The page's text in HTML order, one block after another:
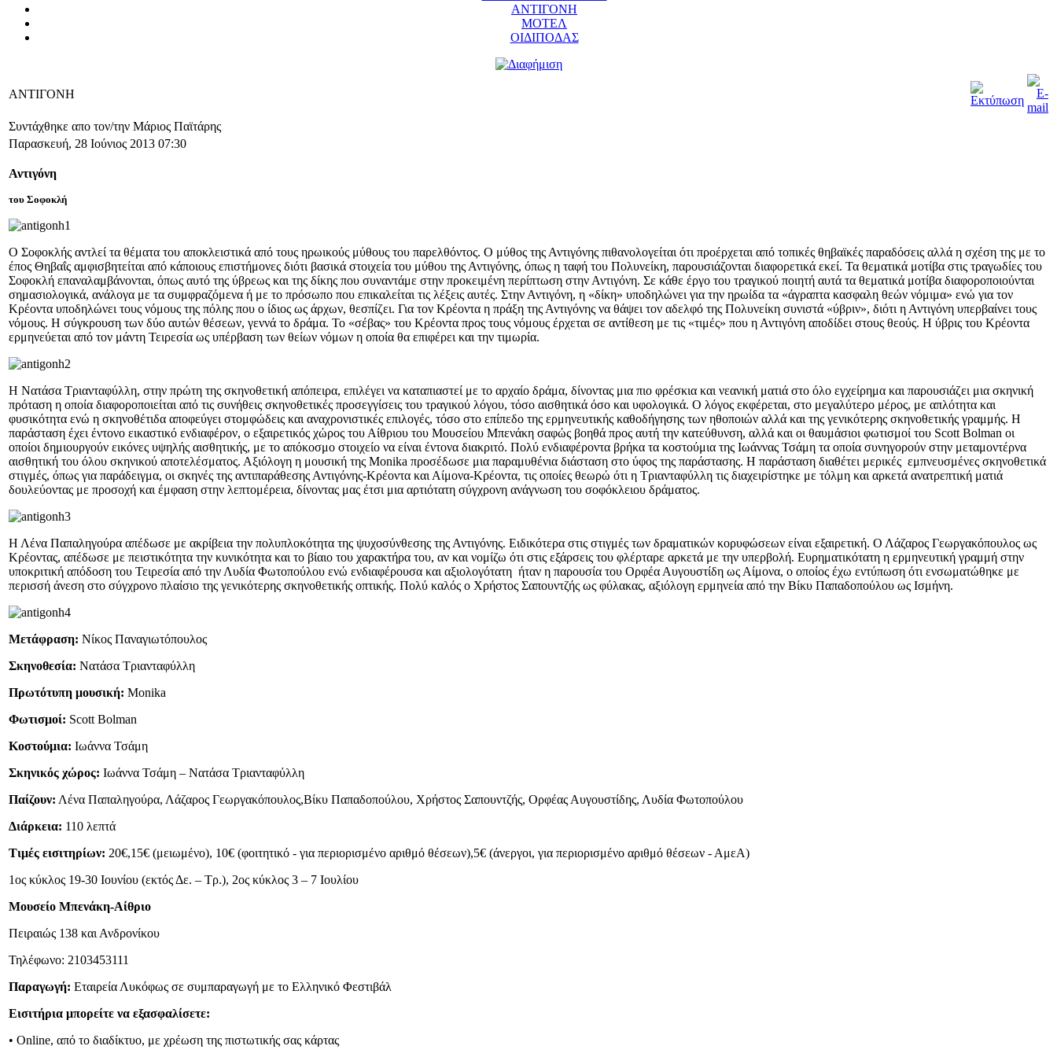
ΑΝΤΙΓΟΝΗ
ΜΟΤΕΛ
ΟΙΔΙΠΟΔΑΣ
ΑΝΤΙΓΟΝΗ
Συντάχθηκε απο τον/την Μάριος Παϊτάρης
Παρασκευή, 28 Ιούνιος 2013 07:30
Αντιγόνη
του Σοφοκλή
Ο Σοφοκλής αντλεί τα θέματα του αποκλειστικά από τους ηρωικούς μύθους του παρελθόντος. Ο μύθος της Αντιγόνης πιθανολογείται ότι προέρχεται από τοπικές θηβαϊκές παραδόσεις αλλά η σχέση της με το
έπος Θηβαΐς αμφισβητείται από κάποιους επιστήμονες διότι βασικά στοιχεία του μύθου της Αντιγόνης, όπως η ταφή του Πολυνείκη, παρουσιάζονται διαφορετικά εκεί. Τα θεματικά μοτίβα στις τραγωδίες του
Σοφοκλή επαναλαμβάνονται, όπως αυτό της ύβρεως και της δίκης που συναντάμε στην προκειμένη περίπτωση στην Αντιγόνη. Σε κάθε έργο του τραγικού ποιητή αυτά τα θεματικά μοτίβα διαφοροποιούνται
σημασιολογικά, ανάλογα με τα συμφραζόμενα ή με το πρόσωπο που επικαλείται τις λέξεις αυτές. Στην Αντιγόνη, η «δίκη» υποδηλώνει για την ηρωίδα τα «άγραπτα κασφαλη θεών νόμιμα» ενώ για τον
Κρέοντα υποδηλώνει τους νόμους της πόλης που ο ίδιος ως άρχων, θεσπίζει. Για τον Κρέοντα η πράξη της Αντιγόνης να θάψει τον αδελφό της Πολυνείκη συνιστά «ύβριν», διότι η Αντιγόνη υπερβαίνει τους
νόμους. Η σύγκρουση των δύο αυτών θέσεων, γεννά το δράμα. Το «σέβας» του Κρέοντα προς τους νόμους έρχεται σε αντίθεση με τις «τιμές» που η Αντιγόνη αποδίδει στους θεούς. Η ύβρις του Κρέοντα
ερμηνεύεται από τον μάντη Τειρεσία ως υπέρβαση των θείων νόμων η οποία θα επιφέρει και την τιμωρία.
Η Νατάσα Τριανταφύλλη, στην πρώτη της σκηνοθετική απόπειρα, επιλέγει να καταπιαστεί με το αρχαίο δράμα, δίνοντας μια πιο φρέσκια και νεανική ματιά στο όλο εγχείρημα και παρουσιάζει μια σκηνική
πρόταση η οποία διαφοροποιείται από τις συνήθεις σκηνοθετικές προσεγγίσεις του τραγικού λόγου, τόσο αισθητικά όσο και υφολογικά. Ο λόγος εκφέρεται, στο μεγαλύτερο μέρος, με απλότητα και
φυσικότητα ενώ η σκηνοθέτιδα αποφεύγει στομφώδεις και αναχρονιστικές επιλογές, τόσο στο επίπεδο της ερμηνευτικής καθοδήγησης των ηθοποιών αλλά και της γενικότερης σκηνοθετικής γραμμής. Η
παράσταση έχει έντονο εικαστικό ενδιαφέρον, ο εξαιρετικός χώρος του Αίθριου του Μουσείου Μπενάκη σαφώς βοηθά προς αυτή την κατεύθυνση, αλλά και οι θαυμάσιοι φωτισμοί του Scott Bolman οι
οποίοι δημιουργούν εικόνες υψηλής αισθητικής, με το απόκοσμο στοιχείο να είναι έντονα διακριτό. Πολύ ενδιαφέροντα βρήκα τα κοστούμια της Ιωάννας Τσάμη τα οποία συνηγορούν στην μεταμοντέρνα
αισθητική του όλου σκηνικού αποτελέσματος. Αξιόλογη η μουσική της Monika προσέδωσε μια παραμυθένια διάσταση στο ύφος της παράστασης. Η παράσταση διαθέτει μερικές εμπνευσμένες σκηνοθετικά
στιγμές, όπως για παράδειγμα, οι σκηνές της αντιπαράθεσης Αντιγόνης-Κρέοντα και Αίμονα-Κρέοντα, τις οποίες θεωρώ ότι η Τριανταφύλλη τις διαχειρίστηκε με τόλμη και αρκετά ανατρεπτική ματιά
δουλεύοντας με προσοχή και έμφαση στην λεπτομέρεια, δίνοντας μας έτσι μια αρτιότατη σύγχρονη ανάγνωση του σοφόκλειου δράματος.
Η Λένα Παπαληγούρα απέδωσε με ακρίβεια την πολυπλοκότητα της ψυχοσύνθεσης της Αντιγόνης. Ειδικότερα στις στιγμές των δραματικών κορυφώσεων είναι εξαιρετική. Ο Λάζαρος Γεωργακόπουλος ως
Κρέοντας, απέδωσε με πειστικότητα την κυνικότητα και το βίαιο του χαρακτήρα του, αν και νομίζω ότι στις εξάρσεις του φλέρταρε αρκετά με την υπερβολή. Ευρηματικότατη η ερμηνευτική γραμμή στην
υποκριτική απόδοση του Τειρεσία από την Λυδία Φωτοπούλου ενώ ενδιαφέρουσα και αξιολογότατη ήταν η παρουσία του Ορφέα Αυγουστίδη ως Αίμονα, ο οποίος έχω εντύπωση ότι ενσωματώθηκε με
περισσή άνεση στο σύγχρονο πλαίσιο της γενικότερης σκηνοθετικής οπτικής. Πολύ καλός ο Χρήστος Σαπουντζής ως φύλακας, αξιόλογη ερμηνεία από την Βίκυ Παπαδοπούλου ως Ισμήνη.
Μετάφραση: Νίκος Παναγιωτόπουλος
Σκηνοθεσία: Νατάσα Τριανταφύλλη
Πρωτότυπη μουσική: Monika
Φωτισμοί: Scott Bolman
Κοστούμια: Ιωάννα Τσάμη
Σκηνικός χώρος: Ιωάννα Τσάμη – Νατάσα Τριανταφύλλη
Παίζουν: Λένα Παπαληγούρα, Λάζαρος Γεωργακόπουλος,Βίκυ Παπαδοπούλου, Χρήστος Σαπουντζής, Ορφέας Αυγουστίδης, Λυδία Φωτοπούλου
Διάρκεια: 110 λεπτά
Τιμές εισιτηρίων: 20€,15€ (μειωμένο), 10€ (φοιτητικό - για περιορισμένο αριθμό θέσεων),5€ (άνεργοι, για περιορισμένο αριθμό θέσεων - ΑμεΑ)
1ος κύκλος 19-30 Ιουνίου (εκτός Δε. – Τρ.), 2ος κύκλος 3 – 7 Ιουλίου
Μουσείο Μπενάκη-Αίθριο
Πειραιώς 138 και Ανδρονίκου
Τηλέφωνο: 2103453111
Παραγωγή: Εταιρεία Λυκόφως σε συμπαραγωγή με το Ελληνικό Φεστιβάλ
Εισιτήρια μπορείτε να εξασφαλίσετε:
• Online, από το διαδίκτυο, με χρέωση της πιστωτικής σας κάρτας